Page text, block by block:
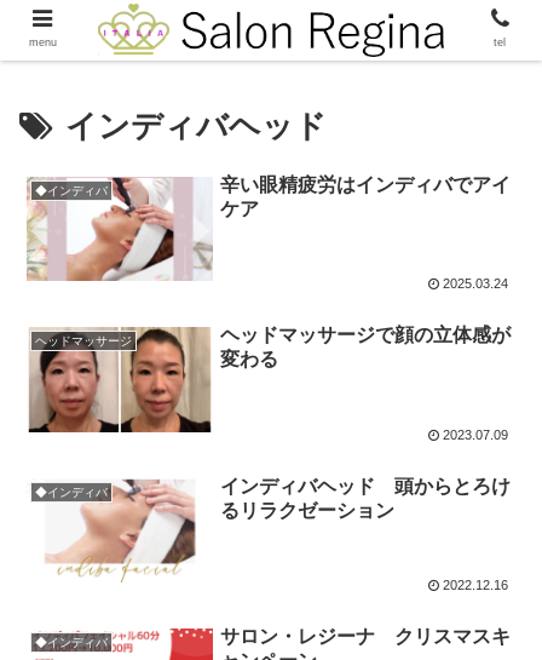
インディバヘッド
◆インディバ
辛い眼精疲労はインディバでアイ
ケア
2025.03.24
ヘッドマッサージ
ヘッドマッサージで顔の立体感が
変わる
2023.07.09
◆インディバ
インディバヘッド 頭からとろけ
るリラクゼーション
2022.12.16
◆インディバ
サロン・レジーナ クリスマスキ
menu tel